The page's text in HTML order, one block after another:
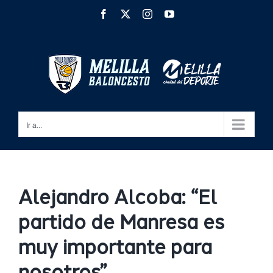
Facebook InstagramYouTube
Ir a...
Alejandro Alcoba: “El
partido de Manresa es
muy importante para